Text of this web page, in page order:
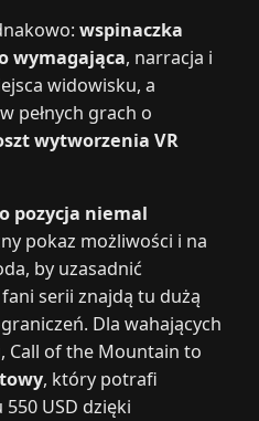
wspinaczka
wymagająca, narracja i
widowisku, a
pełnych grach o
wytworzenia VR
pozycja niemal
pokaz możliwości i na
by uzasadnić
serii znajdą tu dużą
Dla wahających
Call of the Mountain to
, który potrafi
USD dzięki